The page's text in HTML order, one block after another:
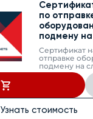
по
подмену
день,
Сертификат
отправке
подмену на
рабочий день
day shipping)
из строя
MES2310-
Узнать стоимость